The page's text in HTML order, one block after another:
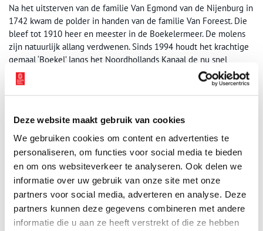
Deze website maakt gebruik van cookies
We gebruiken cookies om content en advertenties te
personaliseren, om functies voor social media te bieden
en om ons websiteverkeer te analyseren. Ook delen we
informatie over uw gebruik van onze site met onze
partners voor social media, adverteren en analyse. Deze
partners kunnen deze gegevens combineren met andere
informatie die u aan ze heeft verstrekt of die ze hebben
Na het uitsterven van de familie Van Egmond van de Nijenburg in
1742 kwam de polder in handen van de familie Van Foreest. Die
bleef tot 1910 heer en meester in de Boekelermeer. De molens
zijn natuurlijk allang verdwenen. Sinds 1994 houdt het krachtige
gemaal ‘Boekel’ langs het Noordhollands Kanaal de nu snel
veranderende Boekelermeer droog. Want na het water, het riet en
het weiland volgt momenteel moderne bedrijvigheid. De
investering van Gerard van Egmond werpt nog steeds vrucht af,
portret behoort tot de collectie van het Stedelijk Museum
Alkmaar.
www.boekelermeerzuid.nl
www.boekelermeer.biz
www.stedelijkmuseumalkmaar.nl
Publicatiedatum: 21/04/2011